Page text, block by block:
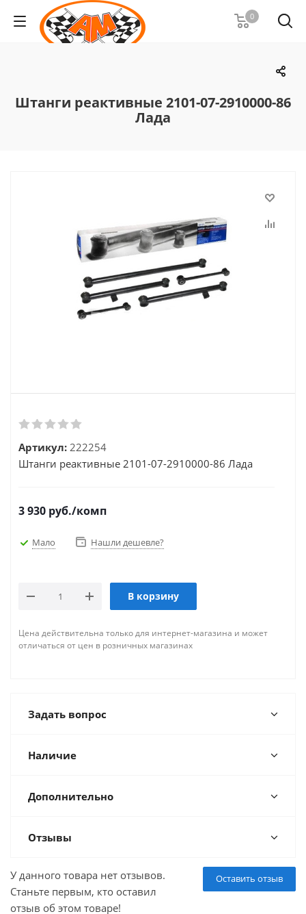
0
Штанги реактивные 2101-07-2910000-86
Лада
Артикул: 222254
Штанги реактивные 2101-07-2910000-86 Лада
3 930 руб./комп
Мало Нашли дешевле?
В корзину
Цена действительна только для интернет-магазина и может
отличаться от цен в розничных магазинах
Задать вопрос
Наличие
Дополнительно
Отзывы
Оставить отзыв
У данного товара нет отзывов.
Станьте первым, кто оставил
отзыв об этом товаре!